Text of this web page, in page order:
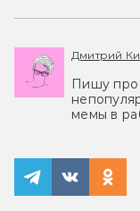
Дмитрий
Пишу про
мемы в